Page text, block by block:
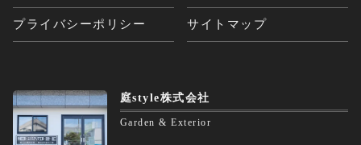
プライバシーポリシー サイトマップ
庭style株式会社
Garden & Exterior